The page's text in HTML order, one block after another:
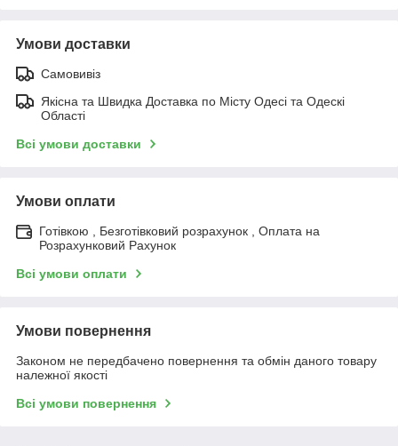
Умови доставки
Самовивіз
Якісна та Швидка Доставка по Місту Одесі та Одескі
Області
Всі умови доставки
Умови оплати
Готівкою , Безготівковий розрахунок , Оплата на
Розрахунковий Рахунок
Всі умови оплати
Умови повернення
Законом не передбачено повернення та обмін даного товару
належної якості
Всі умови повернення